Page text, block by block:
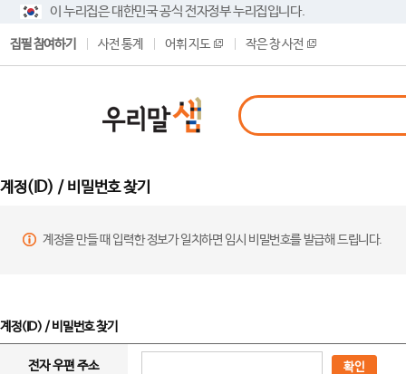
이 누리집은 대한민국 공식 전자정부 누리집입니다.
집필 참여하기 사전 통계 어휘 지도 작은 창 사전
계정(ID) / 비밀번호 찾기
계정을 만들 때 입력한 정보가 일치하면 임시 비밀번호를 발급해 드립니다.
계정(ID) / 비밀번호 찾기
전자 우편 주소 확인